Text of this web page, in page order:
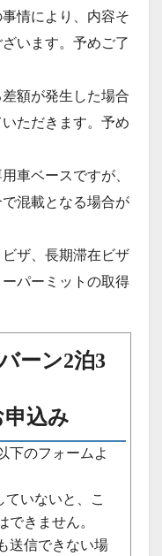
情により、内容そ
います。予めご了
額が発生した場合
ただきます。予め
車ベースですが、
混載となる場合が
ザ、長期滞在ビザ
パーミットの取得